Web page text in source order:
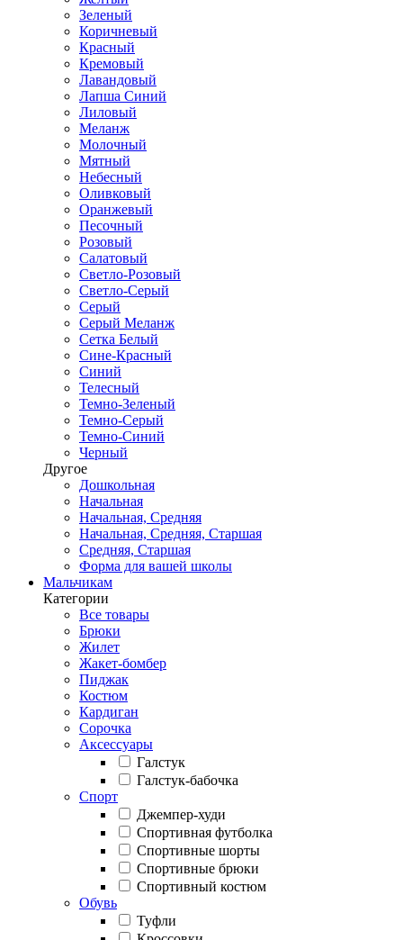
Зеленый
Коричневый
Красный
Кремовый
Лавандовый
Лапша Синий
Лиловый
Меланж
Молочный
Мятный
Небесный
Оливковый
Оранжевый
Песочный
Розовый
Салатовый
Светло-Розовый
Светло-Серый
Серый
Серый Меланж
Сетка Белый
Сине-Красный
Синий
Телесный
Темно-Зеленый
Темно-Серый
Темно-Синий
Черный
Другое
Дошкольная
Начальная
Начальная, Средняя
Начальная, Средняя, Старшая
Средняя, Старшая
Форма для вашей школы
Мальчикам
Категории
Все товары
Брюки
Жилет
Жакет-бомбер
Пиджак
Костюм
Кардиган
Сорочка
Аксессуары
Галстук
Галстук-бабочка
Спорт
Джемпер-худи
Спортивная футболка
Спортивные шорты
Спортивные брюки
Спортивный костюм
Обувь
Туфли